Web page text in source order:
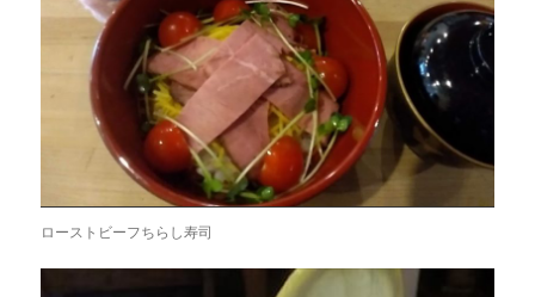
ローストビーフちらし寿司